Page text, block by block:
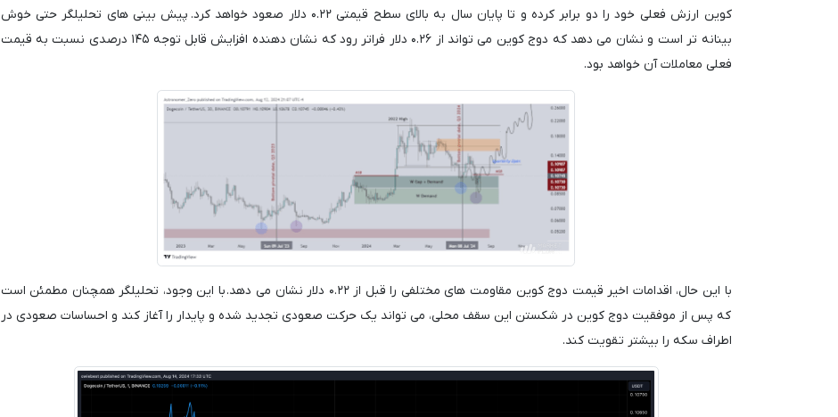
کوین ارزش فعلی خود را دو برابر کرده و تا پایان سال به بالای سطح قیمتی ۰.۲۲ دلار صعود خواهد کرد. پیش بینی های تحلیلگر حتی خوش
بینانه تر است و نشان می دهد که دوج کوین می تواند از ۰.۲۶ دلار فراتر رود که نشان دهنده افزایش قابل توجه ۱۴۵ درصدی نسبت به قیمت
فعلی معاملات آن خواهد بود.
با این حال، اقدامات اخیر قیمت دوج کوین مقاومت های مختلفی را قبل از ۰.۲۲ دلار نشان می دهد. با این وجود، تحلیلگر همچنان مطمئن است
که پس از موفقیت دوج کوین در شکستن این سقف محلی، می تواند یک حرکت صعودی تجدید شده و پایدار را آغاز کند و احساسات صعودی در
اطراف سکه را بیشتر تقویت کند.